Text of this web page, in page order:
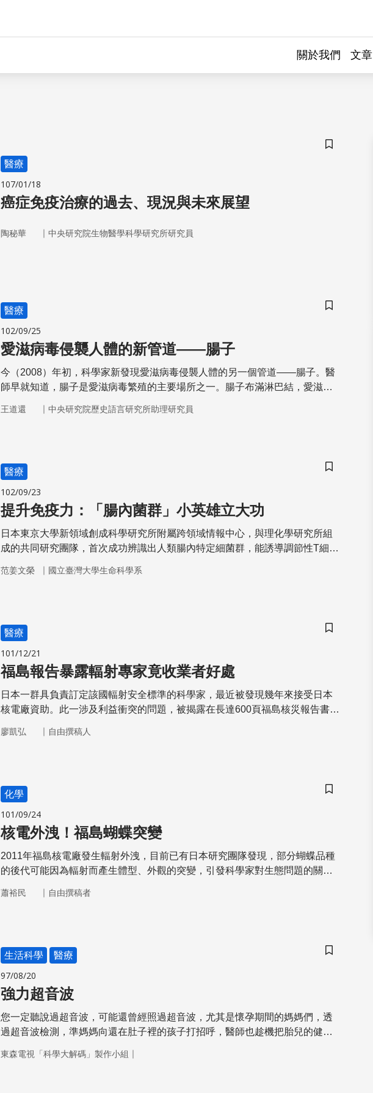
關於我們 文章
儲存書籤
醫療
107/01/18
癌症免疫治療的過去、現況與未來展望
陶秘華 ｜ 中央研究院生物醫學科學研究所研究員
儲存書籤
醫療
102/09/25
愛滋病毒侵襲人體的新管道——腸子
今（2008）年初，科學家新發現愛滋病毒侵襲人體的另一個管道——腸子。醫
師早就知道，腸子是愛滋病毒繁殖的主要場所之一。腸子布滿淋巴結，愛滋病
王道還 ｜ 中央研究院歷史語言研究所助理研究員
儲存書籤
醫療
102/09/23
提升免疫力：「腸內菌群」小英雄立大功
日本東京大學新領域創成科學研究所附屬跨領域情報中心，與理化學研究所組
成的共同研究團隊，首次成功辨識出人類腸內特定細菌群，能誘導調節性T細
范姜文榮 ｜ 國立臺灣大學生命科學系
儲存書籤
醫療
101/12/21
福島報告暴露輻射專家竟收業者好處
日本一群具負責訂定該國輻射安全標準的科學家，最近被發現幾年來接受日本
核電廠資助。此一涉及利益衝突的問題，被揭露在長達600頁福島核災報告書
廖凱弘 ｜ 自由撰稿人
儲存書籤
化學
101/09/24
核電外洩！福島蝴蝶突變
2011年福島核電廠發生輻射外洩，目前已有日本研究團隊發現，部分蝴蝶品種
的後代可能因為輻射而產生體型、外觀的突變，引發科學家對生態問題的關
蕭裕民 ｜ 自由撰稿者
儲存書籤
生活科學 醫療
97/08/20
強力超音波
您一定聽說過超音波，可能還曾經照過超音波，尤其是懷孕期間的媽媽們，透
過超音波檢測，準媽媽向還在肚子裡的孩子打招呼，醫師也趁機把胎兒的健康
不同種類的超音波，有高層次的、3D的、2D的，到底照這些超音波，有什麼
東森電視「科學大解碼」製作小組 ｜